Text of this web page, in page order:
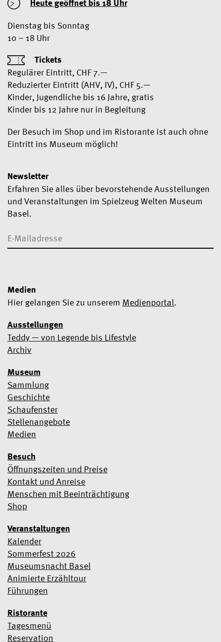
Ausstellungen
Teddy — von Legende bis Lifestyle
Archiv
Museum
Sammlung
Geschichte
Schaufenster
Stellenangebote
Medien
Besuch
Öffnungszeiten und Preise
Kontakt und Anreise
Menschen mit Beeinträchtigung
Shop
Veranstaltungen
Kalender
Sommerfest 2026
Museumsnacht Basel
Animierte Erzähltour
Führungen
Ristorante
Tagesmenü
Reservation
Heute geöffnet bis 18 Uhr
Dienstag bis Sonntag
10 – 18 Uhr
Tickets
Regulärer Eintritt, CHF 7.—
Reduzierter Eintritt (AHV, IV), CHF 5.—
Kinder, Jugendliche bis 16 Jahre, gratis
Kinder bis 12 Jahre nur in Begleitung
Der Besuch im Shop und im Ristorante ist auch ohne
Eintritt ins Museum möglich!
Newsletter
Erfahren Sie alles über bevorstehende Ausstellungen
und Veranstaltungen im Spielzeug Welten Museum
Basel.
Ja, ich möchte den Newsletter abonnieren
klicken, um sich anzumelden, erklären Sie sich damit
einverstanden, dass Ihre Daten zur Verarbeitung an Mailchimp
übermittelt werden.
Datenschutzpraktiken von Mailchimp
Medien
Hier gelangen Sie zu unserem Medienportal.